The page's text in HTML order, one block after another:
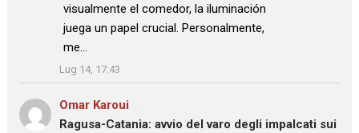
visualmente el comedor, la iluminación
juega un papel crucial. Personalmente,
me…
”
Lug 14, 17:43
Omar Karoui
Ragusa-Catania: avvio del varo degli impalcati sui